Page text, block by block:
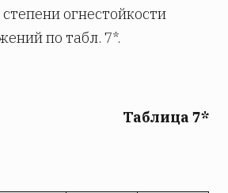
огнестойкости
по табл. 7*.
Таблица 7*